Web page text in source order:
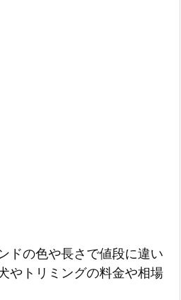
ドの色や長さで値段に違い
やトリミングの料金や相場